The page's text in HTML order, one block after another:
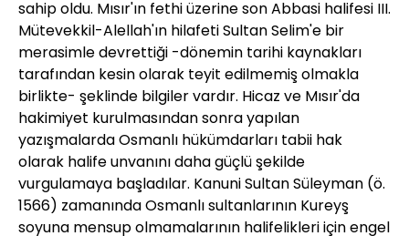
sahip oldu. Mısır'ın fethi üzerine son Abbasi halifesi III.
Mütevekkil-Alellah'ın hilafeti Sultan Selim'e bir
merasimle devrettiği -dönemin tarihi kaynakları
tarafından kesin olarak teyit edilmemiş olmakla
birlikte- şeklinde bilgiler vardır. Hicaz ve Mısır'da
hakimiyet kurulmasından sonra yapılan
yazışmalarda Osmanlı hükümdarları tabii hak
olarak halife unvanını daha güçlü şekilde
vurgulamaya başladılar. Kanuni Sultan Süleyman (ö.
1566) zamanında Osmanlı sultanlarının Kureyş
soyuna mensup olmamalarının halifelikleri için engel